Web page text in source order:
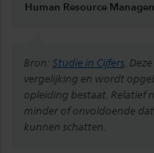
Human Resource
Bron: Studie in Cijfers.
vergelijking en wordt
opleiding bestaat. Relatief
minder of onvoldoende
kunnen schatten.